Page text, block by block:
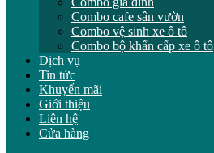
Combo cafe sân vườn
Combo vệ sinh xe ô tô
Combo bộ khẩn cấp xe ô tô
Dịch vụ
Tin tức
Khuyến mãi
Giới thiệu
Liên hệ
Cửa hàng